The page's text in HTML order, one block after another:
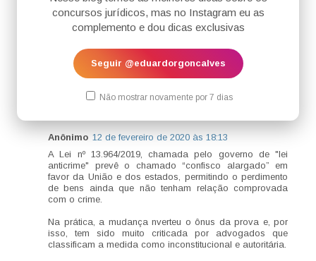
concursos jurídicos, mas no Instagram eu as
complemento e dou dicas exclusivas
Seguir @eduardorgoncalves
Não mostrar novamente por 7 dias
produto ou proveito do crime, dos bens correspondentes
à diferença entre o valor do patrimônio do condenado e
aquele que seja compatível com o seu rendimento lícito,
seu parágrafo 2º, que o condenado poderá demonstrar
a inexistência da incompatibilidade ou a procedência
lícita do patrimônio, o que já vem sendo alvo de
Responder
Anônimo 12 de fevereiro de 2020 às 18:13
A Lei nº 13.964/2019, chamada pelo governo de "lei
anticrime" prevê o chamado “confisco alargado” em
favor da União e dos estados, permitindo o perdimento
de bens ainda que não tenham relação comprovada
com o crime.
Na prática, a mudança nverteu o ônus da prova e, por
isso, tem sido muito criticada por advogados que
classificam a medida como inconstitucional e autoritária.